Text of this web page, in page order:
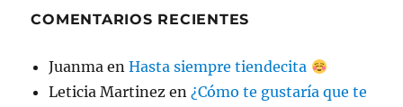
COMENTARIOS RECIENTES
Juanma enHasta siempre tiendecita
Leticia Martinez en¿Cómo te gustaría que te